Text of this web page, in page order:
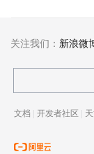
关注我们： 新浪微
文档 | 开发者社区 |